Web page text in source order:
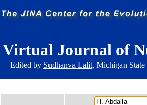
Virtual Journal of
Edited by Sudhanva Lalit, Michigan